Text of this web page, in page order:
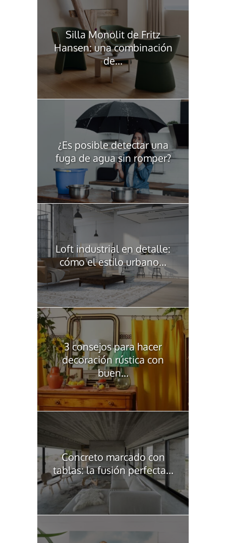
Silla Monolit de Fritz
Hansen: una combinación
de...
¿Es posible detectar una
fuga de agua sin romper?
Loft industrial en detalle:
cómo el estilo urbano...
3 consejos para hacer
decoración rústica con
buen...
Concreto marcado con
tablas: la fusión perfecta...